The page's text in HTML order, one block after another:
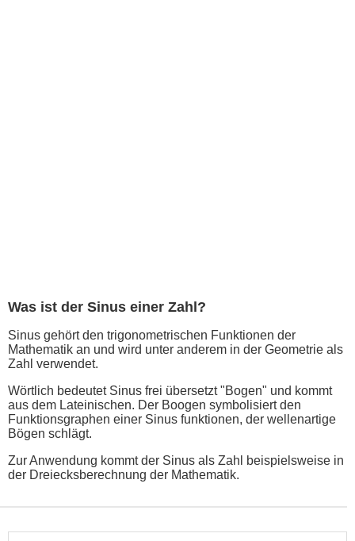
Was ist der Sinus einer Zahl?
Sinus gehört den trigonometrischen Funktionen der
Mathematik an und wird unter anderem in der Geometrie als
Zahl verwendet.
Wörtlich bedeutet Sinus frei übersetzt "Bogen" und kommt
aus dem Lateinischen. Der Boogen symbolisiert den
Funktionsgraphen einer Sinus funktionen, der wellenartige
Bögen schlägt.
Zur Anwendung kommt der Sinus als Zahl beispielsweise in
der Dreiecksberechnung der Mathematik.